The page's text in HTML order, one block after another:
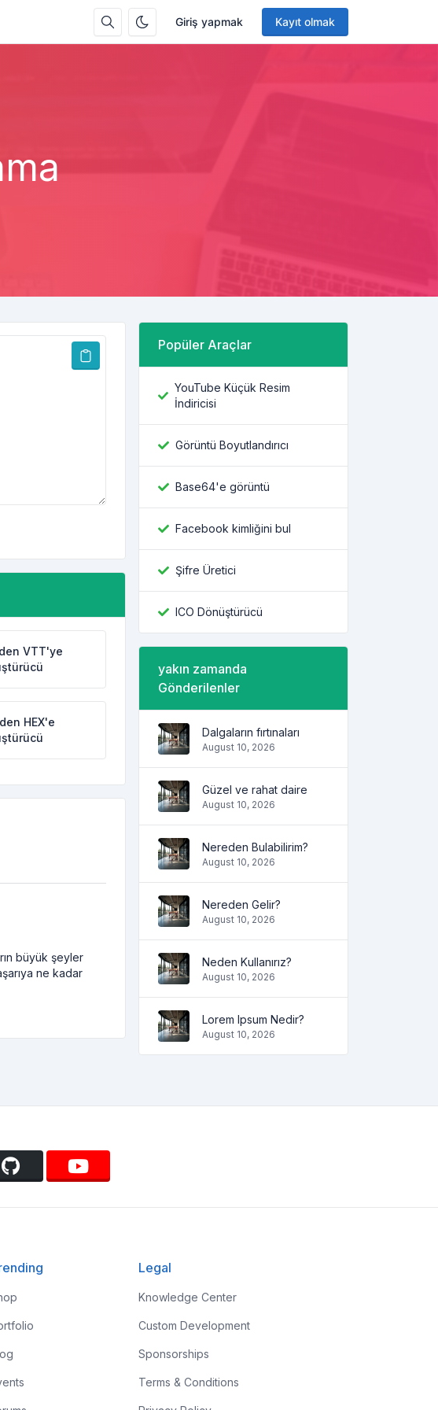
Giriş yapmak Kayıt olmak
VTT'ye
HEX'e
büyük şeyler
ne kadar
Popüler Araçlar
YouTube Küçük Resim
İndiricisi
Görüntü Boyutlandırıcı
Base64'e görüntü
Facebook kimliğini bul
Şifre Üretici
ICO Dönüştürücü
yakın zamanda
Gönderilenler
Dalgaların fırtınaları
August 10, 2026
Güzel ve rahat daire
August 10, 2026
Nereden Bulabilirim?
August 10, 2026
Nereden Gelir?
August 10, 2026
Neden Kullanırız?
August 10, 2026
Lorem Ipsum Nedir?
August 10, 2026
Legal
Knowledge Center
Custom Development
Sponsorships
Terms & Conditions